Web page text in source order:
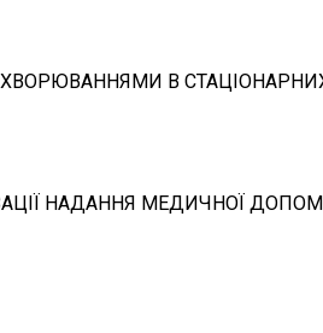
В
НАДАННЯ МЕДИЧНОЇ